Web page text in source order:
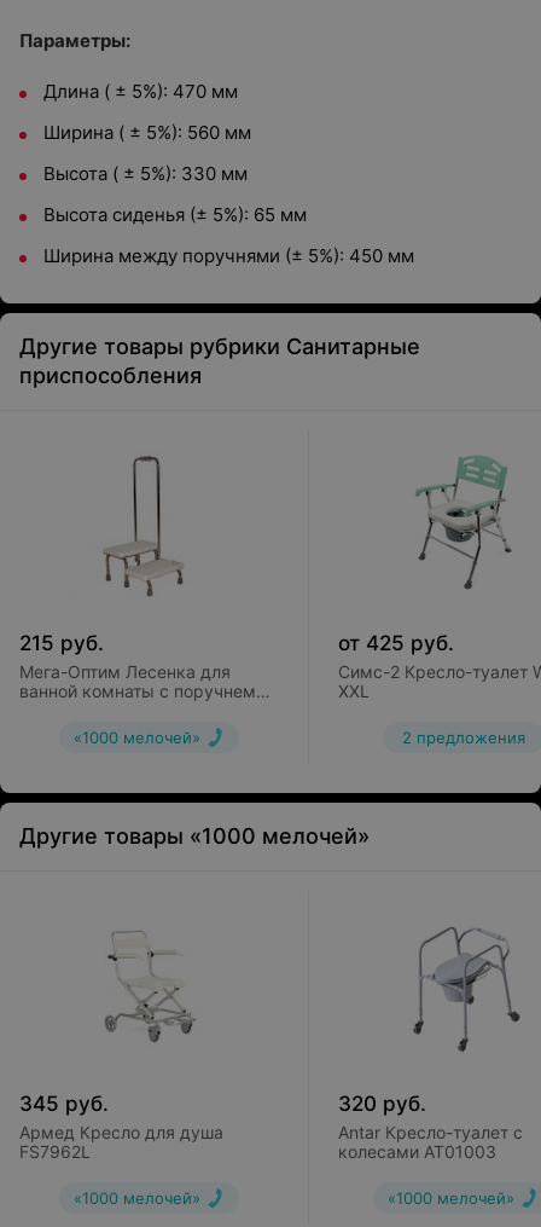
Параметры:
Длина ( ± 5%): 470 мм
Ширина ( ± 5%): 560 мм
Высота ( ± 5%): 330 мм
Высота сиденья (± 5%): 65 мм
Ширина между поручнями (± 5%): 450 мм
Другие товары рубрики Санитарные
приспособления
215 руб.
Мега-Оптим Лесенка для
ванной комнаты с поручнем
«1000 мелочей»
от 425 руб.
Симс-2 Кресло-туалет
XXL
2 предложения
Другие товары «1000 мелочей»
345 руб.
Армед Кресло для душа
FS7962L
«1000 мелочей»
320 руб.
Antar Кресло-туалет с
колесами AT01003
«1000 мелочей»